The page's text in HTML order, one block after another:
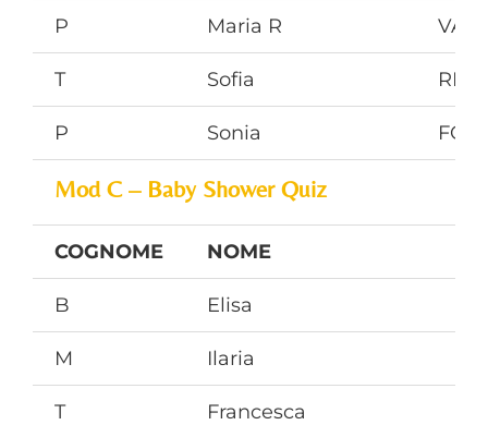
P Maria R VA
T Sofia RM
P Sonia FG
Mod C – Baby Shower Quiz
COGNOME NOME
B Elisa
M Ilaria
T Francesca